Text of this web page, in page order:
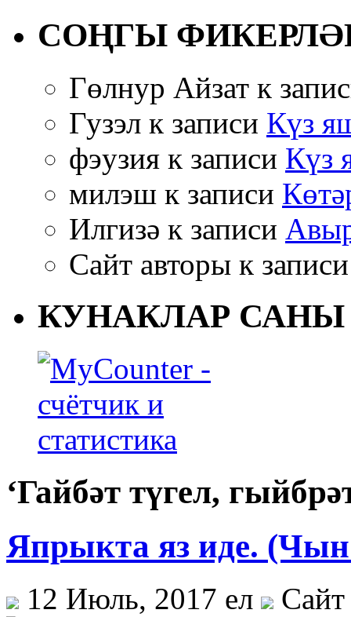
СОҢГЫ
Гөлнур Айзат к
Гузэл к записи Күз
фэузия к записи Күз
милэш к записи
Илгизә к записи
Сайт авторы к
КУНАКЛАР САНЫ
‘Гайбәт түгел,
Япрыкта яз иде. (Чын
12 Июль, 2017 ел